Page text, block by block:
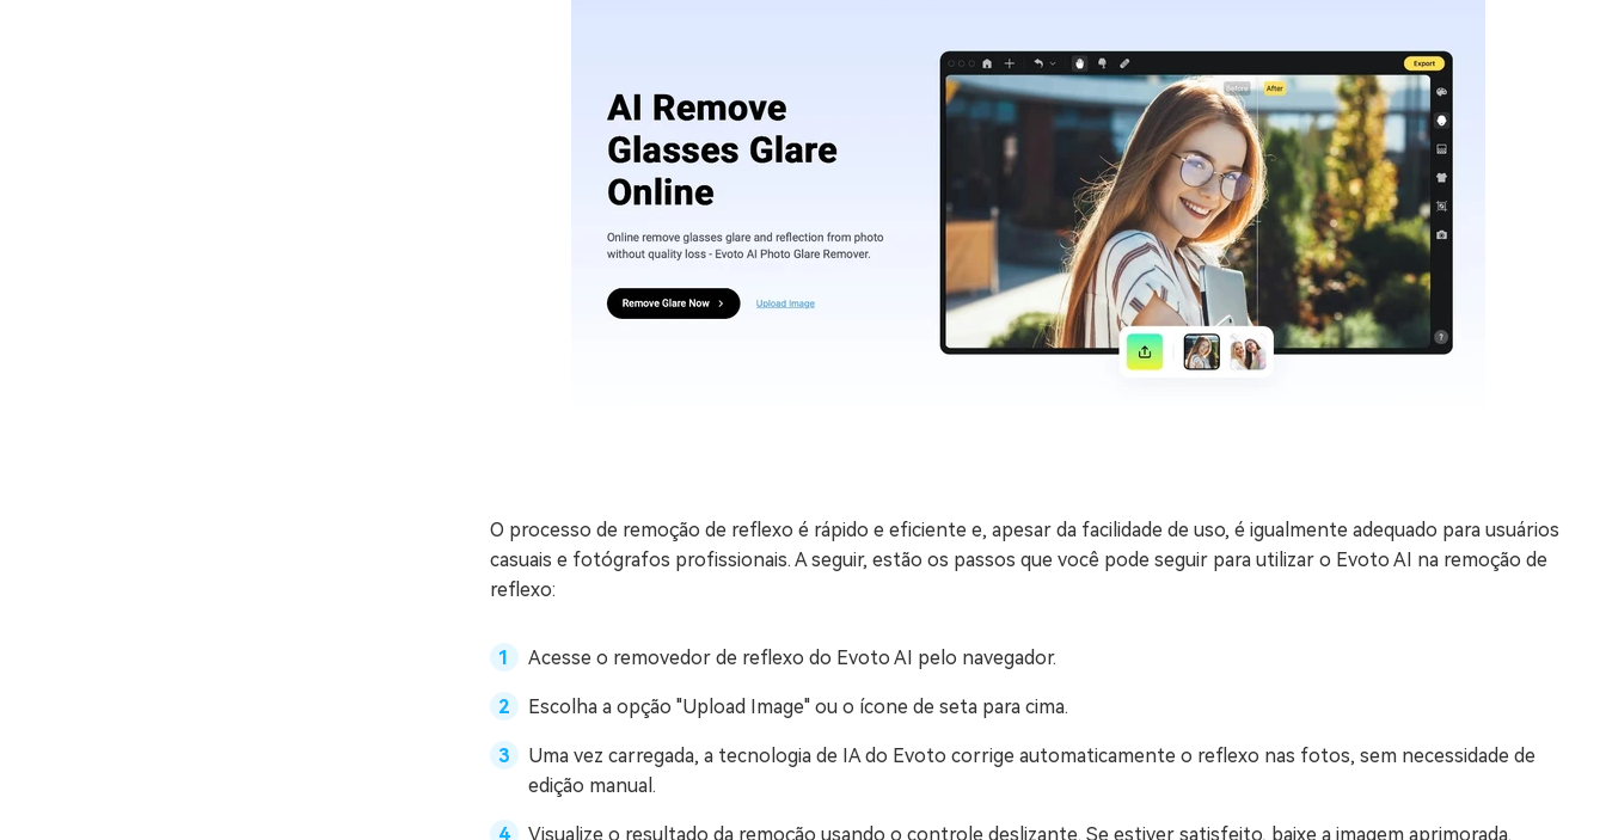
O processo de remoção de reflexo é rápido e eficiente e, apesar da facilidade de uso, é igualmente adequado para usuários
casuais e fotógrafos profissionais. A seguir, estão os passos que você pode seguir para utilizar o Evoto AI na remoção de
reflexo:
Acesse o removedor de reflexo do Evoto AI pelo navegador.
Escolha a opção "Upload Image" ou o ícone de seta para cima.
Uma vez carregada, a tecnologia de IA do Evoto corrige automaticamente o reflexo nas fotos, sem necessidade de
edição manual.
Visualize o resultado da remoção usando o controle deslizante. Se estiver satisfeito, baixe a imagem aprimorada.